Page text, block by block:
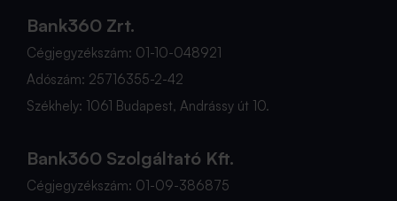
Bank360 Zrt.
Cégjegyzékszám: 01-10-048921
Adószám: 25716355-2-42
Székhely: 1061 Budapest, Andrássy út 10.
Bank360 Szolgáltató Kft.
Cégjegyzékszám: 01-09-386875